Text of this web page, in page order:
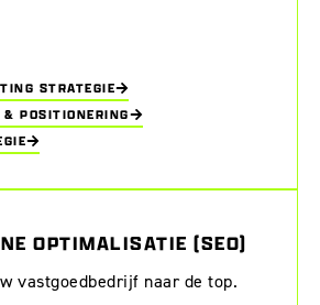
STRATEGIE
POSITIONERING
OPTIMALISATIE (SEO)
vastgoedbedrijf naar de top.